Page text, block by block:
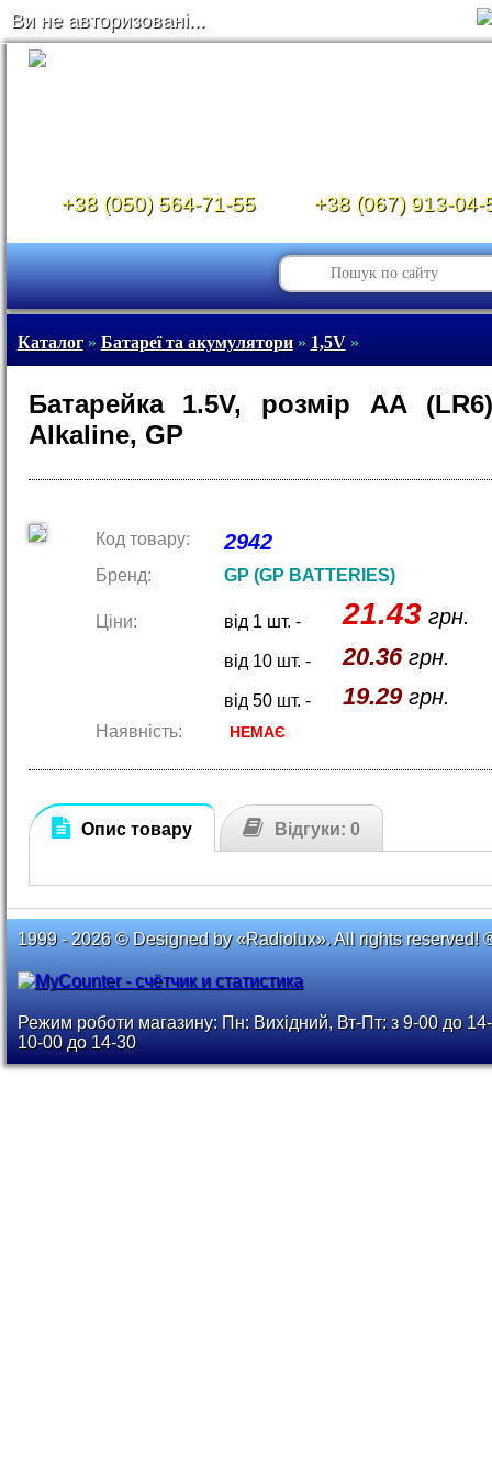
Ви не авторизовані...
+38 (050) 564-71-55 +38 (067) 913-04-
Каталог» Батареї та акумулятори» 1,5V»
Батарейка 1.5V, розмір AA
Alkaline, GP
Код товару: 2942
Бренд: GP (GP BATTERIES)
Ціни: від 1 шт. - 21.43грн.
від 10 шт. - 20.36грн.
від 50 шт. - 19.29грн.
Наявність: НЕМАЄ
Опис товару Відгуки: 0
1999 - 2026 © Designed by «Radiolux». All rights reserved!
Режим роботи магазину: Пн: Вихідний, Вт-Пт: з 9-00 до
10-00 до 14-30